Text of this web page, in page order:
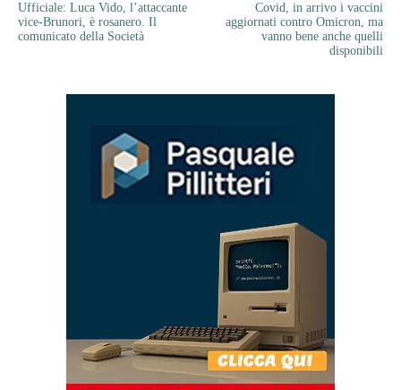
Ufficiale: Luca Vido, l’attaccante
vice-Brunori, è rosanero. Il
comunicato della Società
Covid, in arrivo i vaccini
aggiornati contro Omicron, ma
vanno bene anche quelli
disponibili